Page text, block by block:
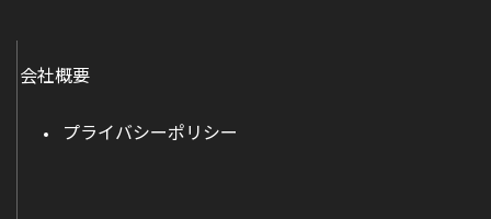
会社概要
プライバシーポリシー